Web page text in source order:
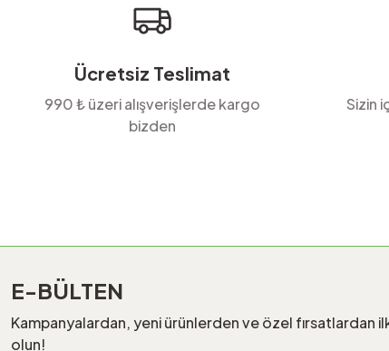
Bu ürüne benzer farklı alternatifler olmalı.
Ücretsiz Teslimat
990 ₺ üzeri alışverişlerde kargo
bizden
Sizin
E-BÜLTEN
Kampanyalardan, yeni ürünlerden ve özel fırsatlardan
olun!